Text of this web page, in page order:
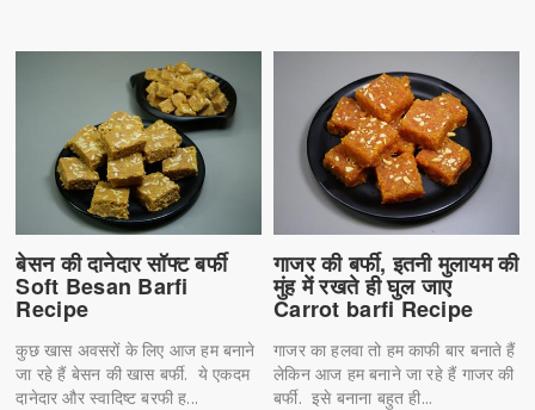
बेसन की दानेदार सॉफ्ट बर्फी
Soft Besan Barfi
Recipe
कुछ खास अवसरों के लिए आज हम बनाने
जा रहे हैं बेसन की खास बर्फी. ये एकदम
दानेदार और स्वादिष्ट बरफी ह...
गाजर की बर्फी, इतनी मुलायम की
मुंह में रखते ही घुल जाए
Carrot barfi Recipe
गाजर का हलवा तो हम काफी बार बनाते हैं
लेकिन आज हम बनाने जा रहे हैं गाजर की
बर्फी. इसे बनाना बहुत ही...